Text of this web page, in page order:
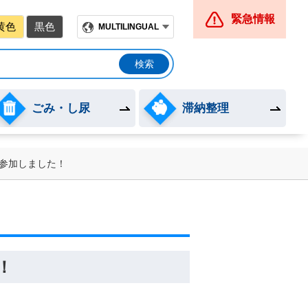
色 黒色 MULTILINGUAL
緊急情報
ごみ・し尿 滞納整理
加しました！